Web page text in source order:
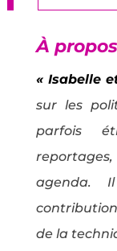
À
« Isabelle
sur les
parfois
agenda.
de la